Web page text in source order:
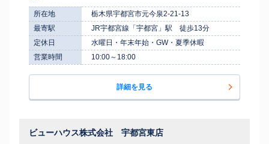
所在地
栃木県宇都宮市元今泉2-21-13
最寄駅
JR宇都宮線「宇都宮」駅 徒歩13分
定休日
水曜日・年末年始・GW・夏季休暇
営業時間
10:00～18:00
詳細を見る
ビューハウス株式会社 宇都宮東店